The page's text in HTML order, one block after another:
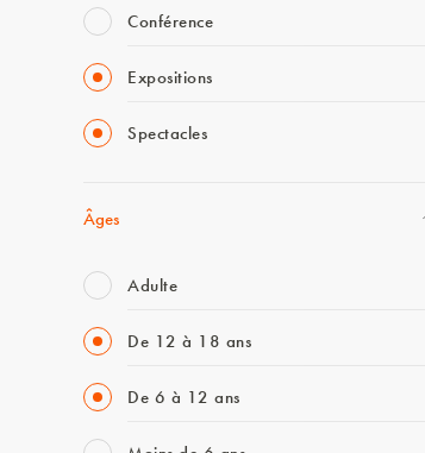
Conférence
Expositions
Spectacles
Âges
Adulte
De 12 à 18 ans
De 6 à 12 ans